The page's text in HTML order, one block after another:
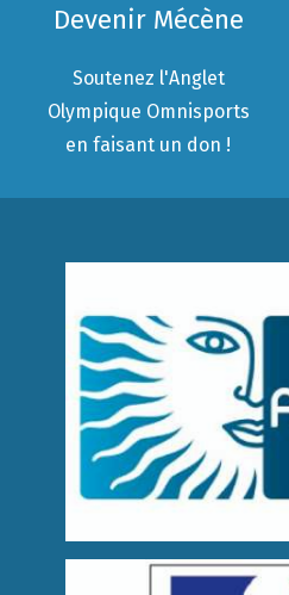
Devenir Mécène
Soutenez l'Anglet
Olympique Omnisports
en faisant un don !